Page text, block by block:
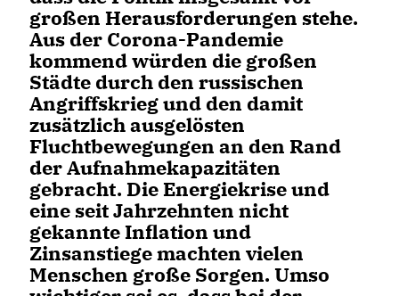
großen Herausforderungen stehe.
Aus der Corona-Pandemie
kommend würden die großen
Städte durch den russischen
Angriffskrieg und den damit
zusätzlich ausgelösten
Fluchtbewegungen an den Rand
der Aufnahmekapazitäten
gebracht. Die Energiekrise und
eine seit Jahrzehnten nicht
gekannte Inflation und
Zinsanstiege machten vielen
Menschen große Sorgen. Umso